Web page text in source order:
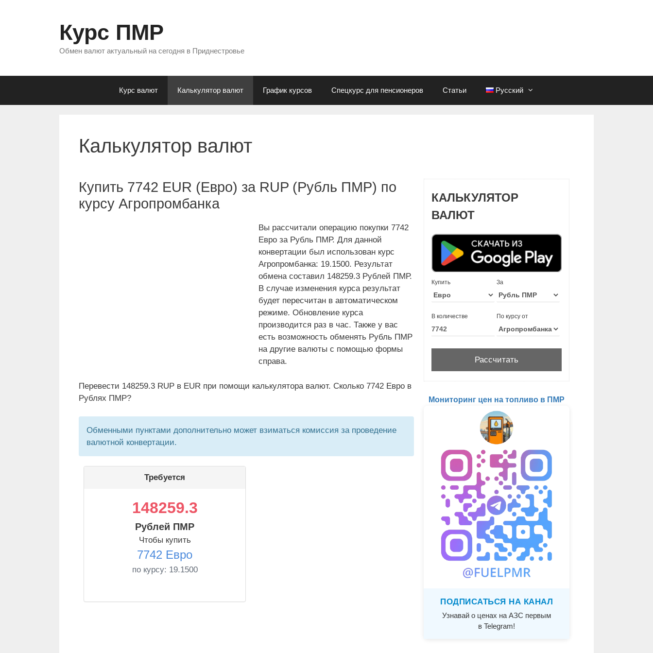
Курс ПМР
Обмен валют актуальный на сегодня в Приднестровье
Курс валют Калькулятор валют График курсов Спецкурс для пенсионеров Статьи Русский
Калькулятор валют
Купить 7742 EUR (Евро) за RUP (Рубль ПМР) по
курсу Агропромбанка
Вы рассчитали операцию покупки 7742
Евро за Рубль ПМР. Для данной
конвертации был использован курс
Агропромбанка: 19.1500. Результат
обмена составил 148259.3 Рублей ПМР.
В случае изменения курса результат
будет пересчитан в автоматическом
режиме. Обновление курса
производится раз в час. Также у вас
есть возможность обменять Рубль ПМР
на другие валюты с помощью формы
справа.
Перевести 148259.3 RUP в EUR при помощи калькулятора валют. Сколько 7742 Евро в
Рублях ПМР?
Обменными пунктами дополнительно может взиматься комиссия за проведение
валютной конвертации.
Требуется
148259.3
Рублей ПМР
Чтобы купить
7742 Евро
по курсу: 19.1500
КАЛЬКУЛЯТОР
ВАЛЮТ
Купить За
В количестве По курсу от
Мониторинг цен на топливо в ПМР
ПОДПИСАТЬСЯ НА КАНАЛ
Узнавай о ценах на АЗС первым
в Telegram!